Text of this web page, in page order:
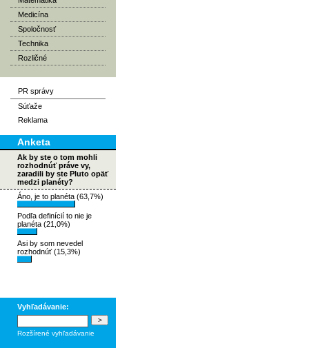
Medicína
Spoločnosť
Technika
Rozličné
PR správy
Súťaže
Reklama
Anketa
Ak by ste o tom mohli
rozhodnúť práve vy,
zaradili by ste Pluto opäť
medzi planéty?
Áno, je to planéta (63,7%)
Podľa definícií to nie je
planéta (21,0%)
Asi by som nevedel
rozhodnúť (15,3%)
Vyhľadávanie:
Rozšírené vyhľadávanie